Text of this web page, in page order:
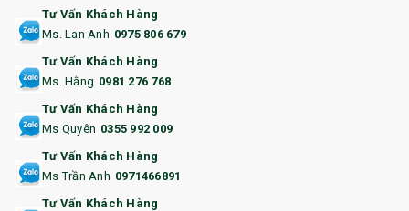
12. BÌNH NƯỚC
13. QUÀ TẶNG CAO CẤP
14. HỘP/VÍ ĐỰNG NAMECARD
15. BỘ BẤM MÓNG
16. BAO HỘ CHIẾU
Tư Vấn Khách Hàng
Ms. Lan Anh 0975 806 679
Tư Vấn Khách Hàng
Ms. Hằng 0981 276 768
Tư Vấn Khách Hàng
Ms Quyên 0355 992 009
Tư Vấn Khách Hàng
Ms Trần Anh 0971466891
Tư Vấn Khách Hàng